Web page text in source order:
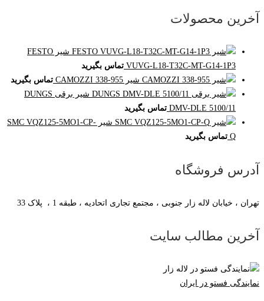
آخرین محصولات
شیر FESTO
VUVG-L18-T32C-MT-G14-1P3 تماس بگیرید
شیر CAMOZZI 338-955
تماس بگیرید
شیر برقی DUNGS
DMV-DLE 5100/11 تماس بگیرید
شیر SMC VQZ125-5MO1-CP-
Q تماس بگیرید
آدرس فروشگاه
تهران ، خیابان لاله زار جنوبی ، مجتمع تجاری اتحادیه ، طبقه 1 ، پلاک 33
آخرین مطالب سایت
نمایندگی فستو در ایران